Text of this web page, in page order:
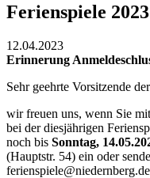
Ferienspiele 2023
12.04.2023
Erinnerung
Sehr geehrte Vorsitzende
wir freuen uns, wenn Sie
bei der diesjährigen
noch bis Sonntag,
(Hauptstr. 54) ein oder